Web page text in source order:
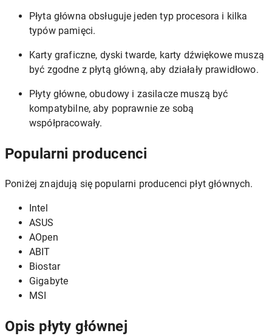
Płyta główna obsługuje jeden typ procesora i kilka
typów pamięci.
Karty graficzne, dyski twarde, karty dźwiękowe muszą
być zgodne z płytą główną, aby działały prawidłowo.
Płyty główne, obudowy i zasilacze muszą być
kompatybilne, aby poprawnie ze sobą
współpracowały.
Popularni producenci
Poniżej znajdują się popularni producenci płyt głównych.
Intel
ASUS
AOpen
ABIT
Biostar
Gigabyte
MSI
Opis płyty głównej